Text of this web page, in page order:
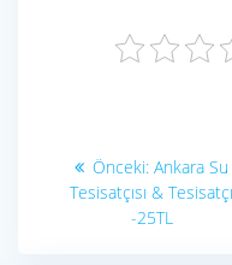
Yazı
gezinmesi
Önceki: Önceki
yazı:
Ankara Su
Tesisatçısı & Tesisatçı
-25TL